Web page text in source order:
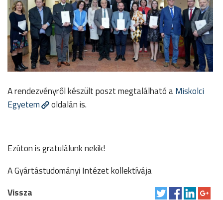
A rendezvényről készült poszt megtalálható aMiskolci
Egyetem
oldalán is.
Ezúton is gratulálunk nekik!
A Gyártástudományi Intézet kollektívája
Vissza